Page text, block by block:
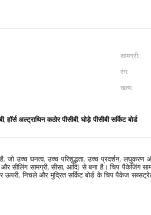
सामग्री:
रंग:
खत्म:
,हॉर्स अल्ट्राथिन कठोर पीसीबी,घोड़े पीसीबी सर्किट बोर्ड
उच्च घनत्व, उच्च परिशुद्धता, उच्च प्रदर्शन,
सामग्री, सीसा, आदि) से बना है। चिप पैकेजिंग
ओर ऊपरी, निचले और मुद्रित सर्किट बोर्ड के चिप